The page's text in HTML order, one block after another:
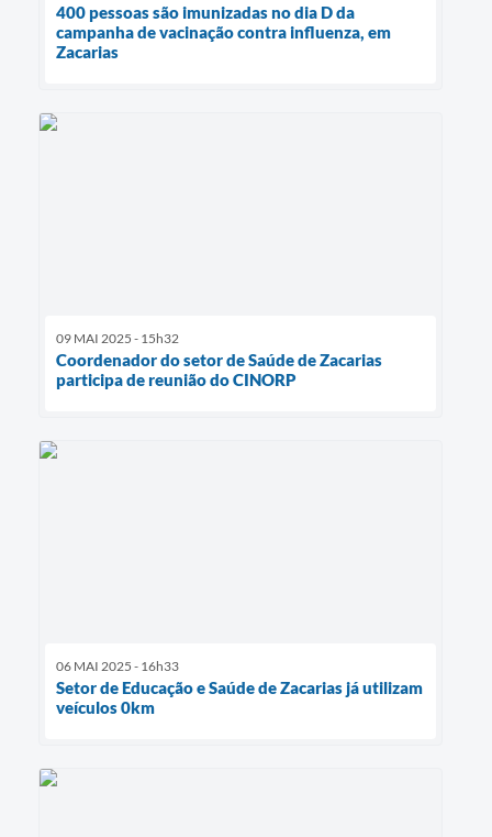
400 pessoas são imunizadas no dia D da
campanha de vacinação contra influenza, em
Zacarias
09 MAI 2025 - 15h32
Coordenador do setor de Saúde de Zacarias
participa de reunião do CINORP
06 MAI 2025 - 16h33
Setor de Educação e Saúde de Zacarias já utilizam
veículos 0km